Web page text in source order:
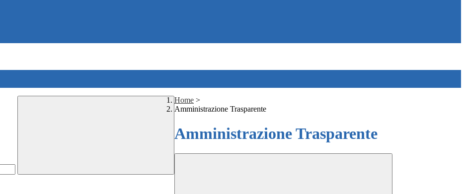
Home >
Amministrazione Trasparente
Amministrazione Trasparente